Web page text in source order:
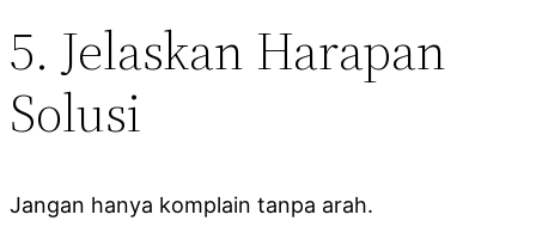
5. Jelaskan Harapan
Solusi
Jangan hanya komplain tanpa arah.